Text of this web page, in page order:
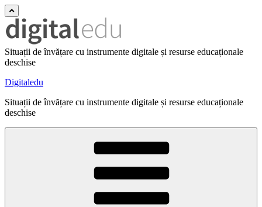
Situații de învățare cu instrumente digitale și resurse educaționale
deschise
Digitaledu
Situații de învățare cu instrumente digitale și resurse educaționale
deschise